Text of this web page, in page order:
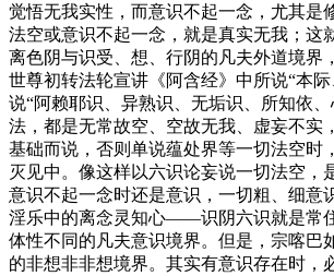
觉悟无我实性，而意识不起一念，尤其是
法空或意识不起一念，就是真实无我；这
离色阴与识受、想、行阴的凡夫外道境界
世尊初转法轮宣讲《阿含经》中所说“本
说“阿赖耶识、异熟识、无垢识、所知依
法，都是无常故空、空故无我、虚妄不实
基础而说，否则单说蕴处界等一切法空时
灭见中。像这样以六识论妄说一切法空，
意识不起一念时还是意识，一切粗、细意
淫乐中的离念灵知心——识阴六识就是常
体性不同的凡夫意识境界。但是，宗喀
的非想非非想境界。其实有意识存在时